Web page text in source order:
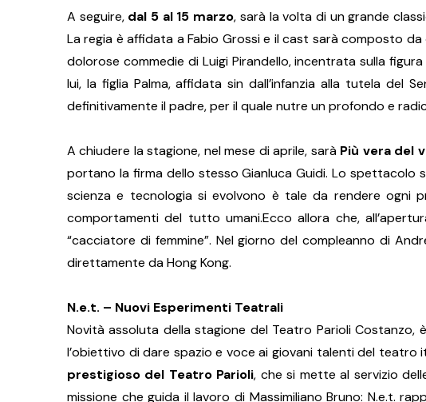
A seguire, dal 5 al 15 marzo, sarà la volta di un grande
La regia è affidata a Fabio Grossi e il cast sarà composto
dolorose commedie di Luigi Pirandello, incentrata sulla
lui, la figlia Palma, affidata sin dall’infanzia alla tutela del
definitivamente il padre, per il quale nutre un profondo e
A chiudere la stagione, nel mese di aprile, sarà Più vera del
portano la firma dello stesso Gianluca Guidi. Lo spettacolo
scienza e tecnologia si evolvono è tale da rendere ogni
comportamenti del tutto umani.Ecco allora che,
“cacciatore di femmine”. Nel giorno del compleanno di
direttamente da Hong Kong.
N.e.t. – Nuovi Esperimenti Teatrali
Novità assoluta della stagione del Teatro Parioli Costanzo, è
l’obiettivo di dare spazio e voce ai giovani talenti del teatro
prestigioso del Teatro Parioli, che si mette al servizio
missione che guida il lavoro di Massimiliano Bruno: N.e.t.